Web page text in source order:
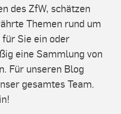
des ZfW, schätzen
Themen rund um
Sie ein oder
eine Sammlung von
Für unseren Blog
gesamtes Team.